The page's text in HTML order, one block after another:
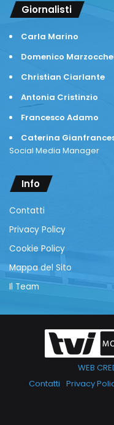
Giornalisti
Carla Marino
Domenico
Christian Ciarlante
Antonia Cristinzio
Francesco Adamo
Caterina
Social Media Manager
Info
Contatti
Privacy Policy
Cookie Policy
Mappa del Sito
Il Team
WEB
Contatti Privacy